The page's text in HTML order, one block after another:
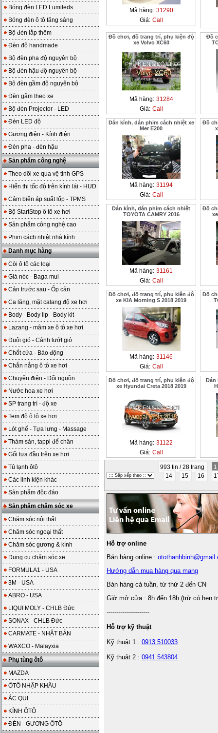
Bóng đèn LED Lumileds
Bóng đèn ô tô tăng sáng
Bộ đèn lắp thêm
Đèn độ handmade
Bộ đèn pha độ nguyên bộ
Bộ đèn hậu độ nguyên bộ
Bộ đèn gầm độ nguyên bộ
Đèn gầm theo xe
Bộ đèn Projector - LED
Đèn LED độ
Gương điện - Kính điện
Đèn pha - đèn hậu
Sản phẩm công nghệ
Theo dõi xe qua vệ tinh GPS
Hiển thị tốc độ trên kính lái - HUD
Cảm biến áp suất lốp - TPMS
Bộ StartStop ô tô xe hơi
Sản phẩm công nghệ cao
Phim cách nhiệt nhà kính
Danh mục hàng
Còi ô tô các loại
Giá nóc - Baga mui
Cản trước sau - Ốp cản
Ca lăng, mặt calang độ xe hơi
Body - Body lip - Body kit
Lazang - mâm xe ô tô xe hơi
Đuôi gió - Cánh lướt gió
Chốt cửa - Báo động
Chắn nắng ô tô xe hơi
Chuyển điện - Đổi nguồn
Nước hoa xe hơi
SP trang trí - độ xe
Tem độ ô tô xe hơi
Lót ghế - Tựa lưng - Massage
Thảm sàn, tappi để chân
Gối tựa đầu trên xe hơi
Tủ lạnh ôtô
Các linh kiện khác
Sản phẩm độc đáo
Sản phẩm chăm sóc xe
Chăm sóc nội thất
Chăm sóc ngoại thất
Chăm sóc gương & kính
Dụng cụ chăm sóc xe
FORMULA1 - USA
3M - USA
ABRO - USA
LIQUI MOLY - CHLB Đức
SONAX - CHLB Đức
CARMATE - NHẬT BẢN
WAXCO - Malayxia
Phụ tùng ôtô
MAZDA
ÔTÔ NHẬP KHẨU
ẮC QUI
KÍNH ÔTÔ
ĐÈN - GƯƠNG ÔTÔ
Mã hàng: 31290
Giá: Call
Đồ chơi, đồ trang trí, phụ kiện độ
xe Volvo XC60
Mã hàng: 31284
Giá: Call
Đồ
Dán kính, dán phim cách nhiệt xe
Mer E200
Mã hàng: 31194
Giá: Call
Đồ
Dán kính, dán phim cách nhiệt
TOYOTA CAMRY 2016
Mã hàng: 31161
Giá: Call
Đồ
Đồ chơi, đồ trang trí, phụ kiện độ
xe KIA Morning S 2018 2019
Mã hàng: 31146
Giá: Call
Đồ
Đồ chơi, đồ trang trí, phụ kiện độ
xe Hyundai Creta 2018 2019
Mã hàng: 31122
Giá: Call
Dán
993 tin / 28 trang
1
14
15 16
Hỗ trợ online
Bán hàng online :
Hướng dẫn mua hàng qua mạng
Bán hàng cả tuần, từ thứ 2 đến CN
Giờ mở cửa : 8h đến 18h (trừ có hẹn
----------------------
Hỗ trợ kỹ thuật
Kỹ thuật 1 : 0913 510033
Kỹ thuật 2 : 0941 543804